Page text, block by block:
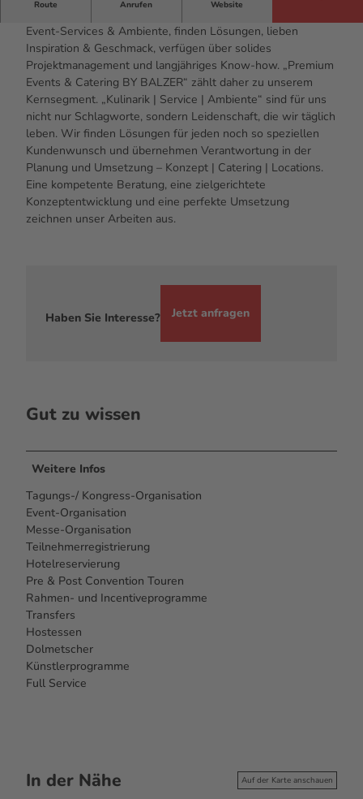
Route Anrufen Website
Event-Services & Ambiente, finden Lösungen, lieben
Inspiration & Geschmack, verfügen über solides
Projektmanagement und langjähriges Know-how. „Premium
Events & Catering BY BALZER“ zählt daher zu unserem
Kernsegment. „Kulinarik | Service | Ambiente“ sind für uns
nicht nur Schlagworte, sondern Leidenschaft, die wir täglich
leben. Wir finden Lösungen für jeden noch so speziellen
Kundenwunsch und übernehmen Verantwortung in der
Planung und Umsetzung – Konzept | Catering | Locations.
Eine kompetente Beratung, eine zielgerichtete
Konzeptentwicklung und eine perfekte Umsetzung
zeichnen unser Arbeiten aus.
Haben Sie Interesse? Jetzt anfragen
Gut zu wissen
Weitere Infos
Tagungs-/ Kongress-Organisation
Event-Organisation
Messe-Organisation
Teilnehmerregistrierung
Hotelreservierung
Pre & Post Convention Touren
Rahmen- und Incentiveprogramme
Transfers
Hostessen
Dolmetscher
Künstlerprogramme
Full Service
In der Nähe Auf der Karte anschauen